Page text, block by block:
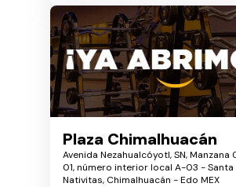
Plaza Chimalhuacán
Avenida Nezahualcóyotl, SN, Manzana
01, número interior local A-03 - Santa
Nativitas, Chimalhuacán - Edo MEX